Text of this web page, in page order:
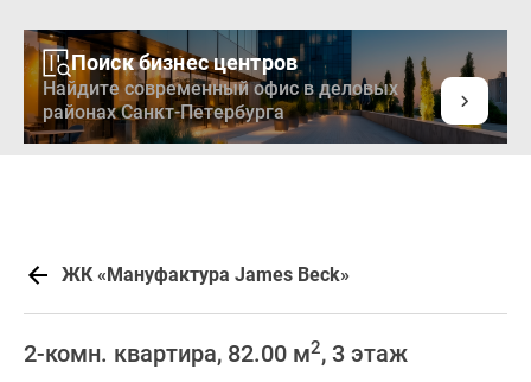
Поиск бизнес центров
Найдите современный офис в деловых
районах Санкт-Петербурга
ЖК «Мануфактура James Beck»
2-комн. квартира, 82.00 м2, 3 этаж